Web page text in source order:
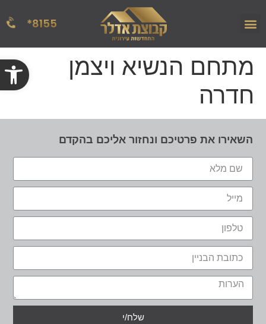
8155*
מתחם הנשיא ויצמן
חדרה
השאירו את פרטיכם ונחזור אליכם בהקדם
שלח/י